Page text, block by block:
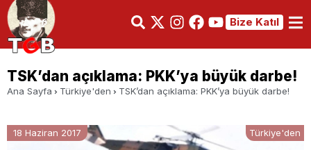
Bize Katıl
TSK’dan açıklama: PKK’ya büyük darbe!
Ana Sayfa Türkiye'den TSK’dan açıklama: PKK’ya büyük darbe!
18 Haziran 2017 Türkiye'den